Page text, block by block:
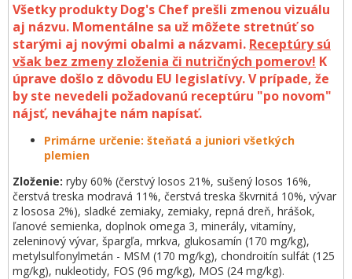
Všetky produkty Dog's Chef prešli zmenou vizuálu
aj názvu. Momentálne sa už môžete stretnúť so
starými aj novými obalmi a názvami. Receptúry sú
však bez zmeny zloženia či nutričných pomerov! K
úprave došlo z dôvodu EU legislatívy. V prípade, že
by ste nevedeli požadovanú receptúru "po novom"
nájsť, neváhajte nám napísať.
Primárne určenie: šteňatá a juniori všetkých
plemien
Zloženie: ryby 60% (čerstvý losos 21%, sušený losos 16%,
čerstvá treska modravá 11%, čerstvá treska škvrnitá 10%, vývar
z lososa 2%), sladké zemiaky, zemiaky, repná dreň, hrášok,
ľanové semienka, doplnok omega 3, minerály, vitamíny,
zeleninový vývar, špargľa, mrkva, glukosamín (170 mg/kg),
metylsulfonylmetán - MSM (170 mg/kg), chondroitín sulfát (125
mg/kg), nukleotidy, FOS (96 mg/kg), MOS (24 mg/kg).